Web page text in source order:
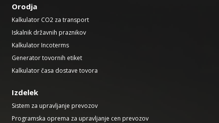
Orodja
Kalkulator CO2 za transport
Iskalnik državnih praznikov
Kalkulator Incoterms
Generator tovornih etiket
Kalkulator časa dostave tovora
Izdelek
Sistem za upravljanje prevozov
Programska oprema za upravljanje cen prevozov